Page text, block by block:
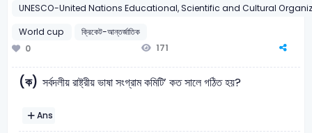
UNESCO-United Nations Educational, Scientific and Cultural
World cup
ক্রিকেট-আন্তর্জাতিক
0
171
(ক) সর্বদলীয় রাষ্ট্রীয় ভাষা সংগ্রাম কমিটি’ কত সালে গঠিত হয়?
Ans